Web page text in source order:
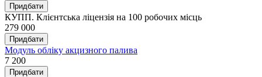
Придбати
КУПП. Клієнтська ліцензія на 100 робочих місць
279 000
Придбати
Модуль обліку акцизного палива
7 200
Придбати